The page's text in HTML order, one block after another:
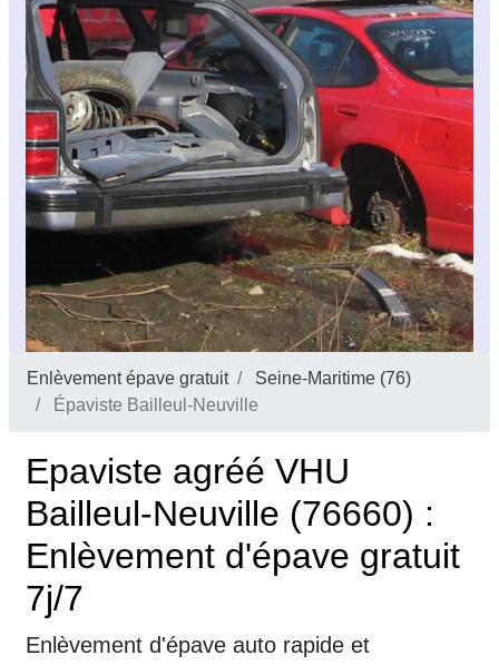
Enlèvement épave gratuit
Seine-Maritime (76)
Épaviste Bailleul-Neuville
Epaviste agréé VHU
Bailleul-Neuville (76660) :
Enlèvement d'épave gratuit
7j/7
Enlèvement d'épave auto rapide et